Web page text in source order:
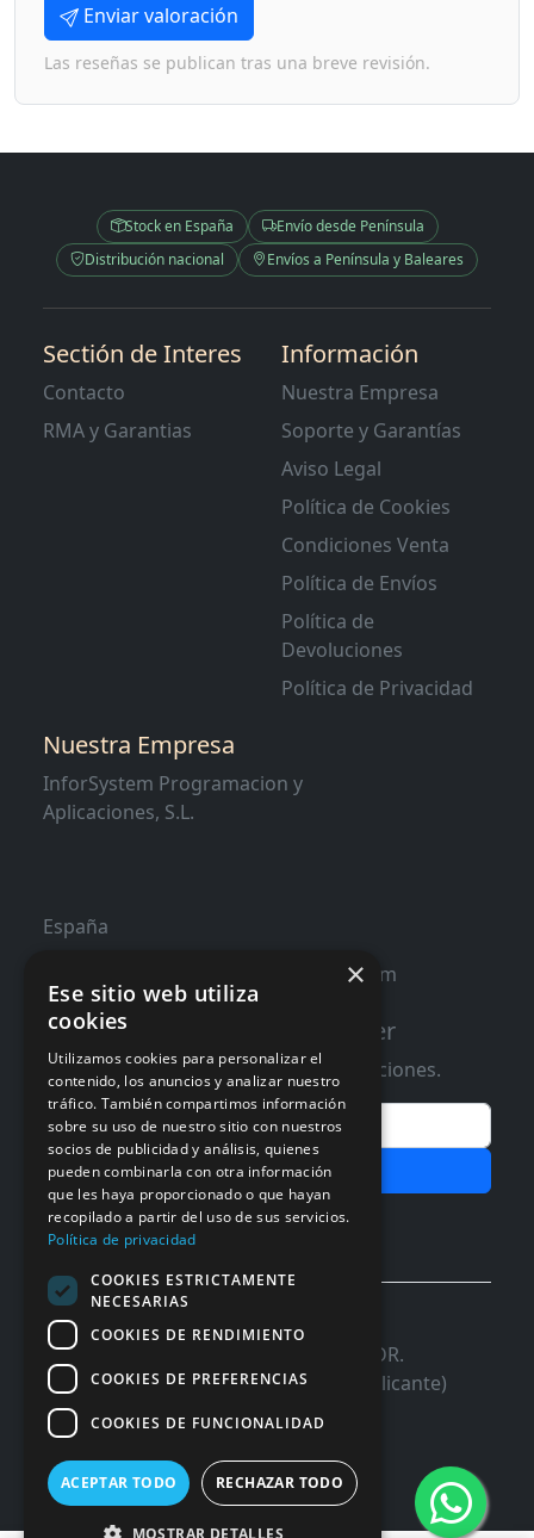
Enviar valoración
Las reseñas se publican tras una breve revisión.
Stock en España
Envío desde Península
Distribución nacional
Envíos a Península y Baleares
Sectión de Interes
Contacto
RMA y Garantias
Información
Nuestra Empresa
Soporte y Garantías
Aviso Legal
Política de Cookies
Condiciones Venta
Política de Envíos
Política de
Devoluciones
Política de Privacidad
Nuestra Empresa
InforSystem Programacion y
Aplicaciones, S.L.
España
contacto@distribucioninformatica.com
Suscribete a nuestro Newsletter
Te informaremos de ofertas y promociones.
Email
Subscribir
Aceptar Politica dePrivacidad
© 2026 InforSystem Programacion y
Aplicaciones, S.L. CIF: B54337985 | C/DR.
Marañon, 17 Local 5 | 03680 - ASPE (Alicante)
×
Ese sitio web utiliza
cookies
Utilizamos cookies para personalizar el
contenido, los anuncios y analizar nuestro
tráfico. También compartimos información
sobre su uso de nuestro sitio con nuestros
socios de publicidad y análisis, quienes
pueden combinarla con otra información
que les haya proporcionado o que hayan
recopilado a partir del uso de sus servicios.
Política de privacidad
COOKIES ESTRICTAMENTE
NECESARIAS
COOKIES DE RENDIMIENTO
COOKIES DE PREFERENCIAS
COOKIES DE FUNCIONALIDAD
ACEPTAR TODO RECHAZAR TODO
MOSTRAR DETALLES